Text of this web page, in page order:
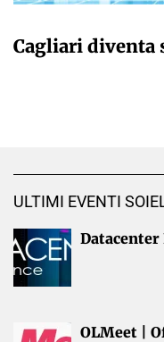
Cagliari diventa
ULTIMI EVENTI
OLMeet |